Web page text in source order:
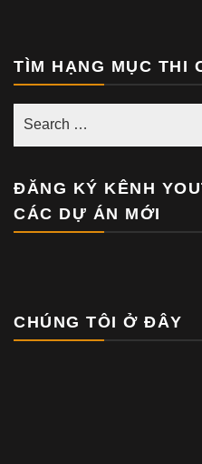
TÌM HẠNG MỤC THI
ĐĂNG KÝ KÊNH
CÁC DỰ ÁN MỚI
CHÚNG TÔI Ở ĐÂY